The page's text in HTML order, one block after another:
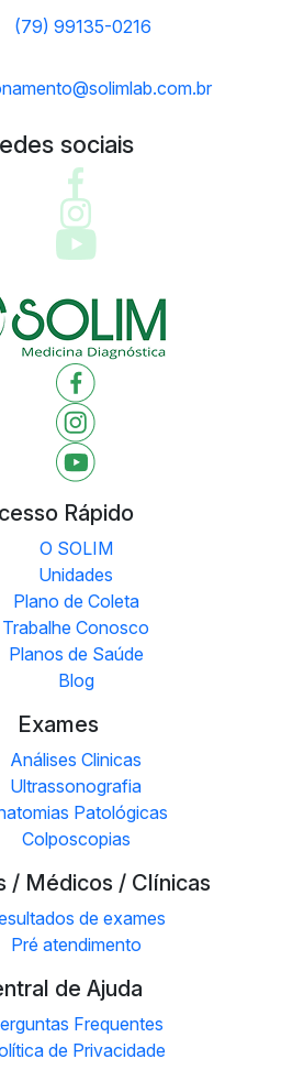
(79) 99135-0216
sociais
Rápido
O SOLIM
Unidades
Plano de Coleta
Trabalhe Conosco
Planos de Saúde
Blog
Exames
Análises Clinicas
Ultrassonografia
Patológicas
Colposcopias
/ Médicos / Clínicas
de exames
Pré atendimento
de Ajuda
Frequentes
de Privacidade